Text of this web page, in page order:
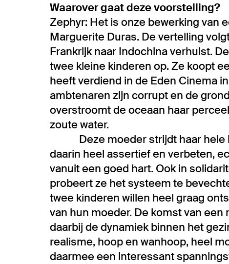
Waarover gaat deze voorstelling?
Zephyr: Het is onze bewerking van
Marguerite Duras. De vertelling
Frankrijk naar Indochina verhuist.
twee kleine kinderen op. Ze koopt
heeft verdiend in de Eden Cinema
ambtenaren zijn corrupt en de
overstroomt de oceaan haar
zoute water.
Deze moeder strijdt haar hele
daarin heel assertief en verbeten,
vanuit een goed hart. Ook in
probeert ze het systeem te
twee kinderen willen heel graag
van hun moeder. De komst van
daarbij de dynamiek binnen het
realisme, hoop en wanhoop, heel
daarmee een interessant